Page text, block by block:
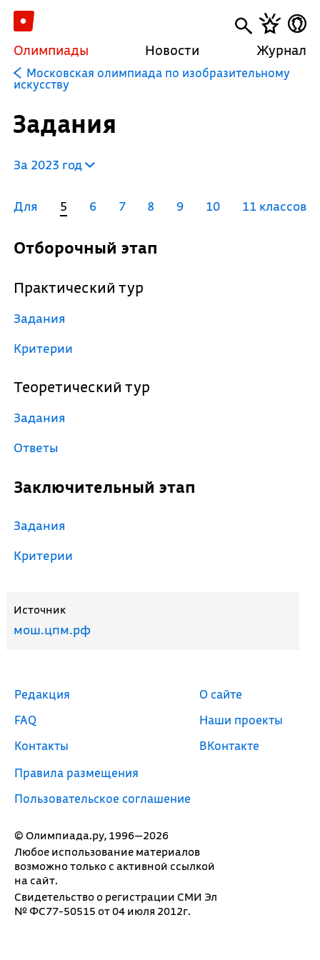
Олимпиады Новости Журнал
Московская олимпиада по изобразительному
искусству
Задания
За 2023 год
Для 5 6 7 8 9 10 11 классов
Отборочный этап
Практический тур
Задания
Критерии
Теоретический тур
Задания
Ответы
Заключительный этап
Задания
Критерии
Источник
мош.цпм.рф
© Олимпиада.ру, 1996—2026
Любое использование материалов
возможно только с активной ссылкой
на сайт.
Свидетельство о регистрации СМИ Эл
№ ФС77-50515 от 04 июля 2012г.
Редакция
FAQ
Контакты
Правила размещения
Пользовательское соглашение
О сайте
Наши проекты
ВКонтакте